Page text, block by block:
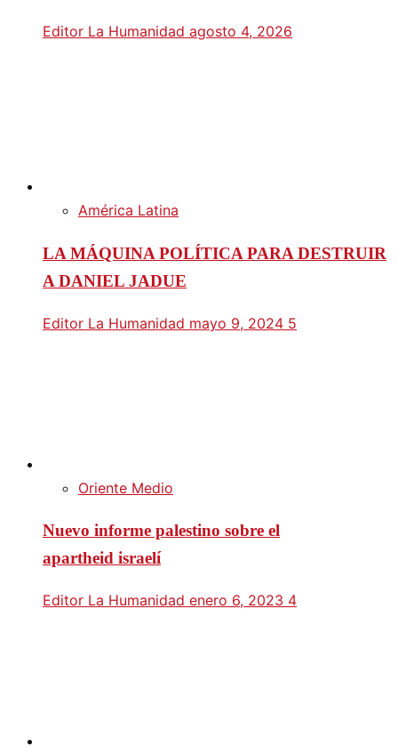
Editor La Humanidad agosto 4, 2026
América Latina
LA MÁQUINA POLÍTICA PARA DESTRUIR
A DANIEL JADUE
Editor La Humanidad mayo 9, 2024 5
Oriente Medio
Nuevo informe palestino sobre el
apartheid israelí
Editor La Humanidad enero 6, 2023 4